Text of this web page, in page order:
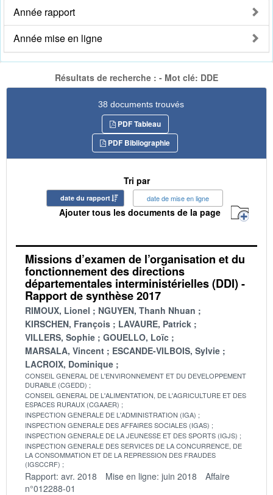
Année rapport
Année mise en ligne
Résultats de recherche : - Mot clé: DDE
38 documents trouvés
PDF Tableau
PDF Bibliographie
Tri par
date du rapport date de mise en ligne
Ajouter tous les documents de la page
Missions d’examen de l’organisation et du
fonctionnement des directions
départementales interministérielles (DDI) -
Rapport de synthèse 2017
RIMOUX, Lionel
NGUYEN, Thanh Nhuan
KIRSCHEN, François
LAVAURE, Patrick
VILLERS, Sophie
GOUELLO, Loïc
MARSALA, Vincent
ESCANDE-VILBOIS, Sylvie
LACROIX, Dominique
CONSEIL GENERAL DE L'ENVIRONNEMENT ET DU DEVELOPPEMENT
DURABLE (CGEDD)
CONSEIL GENERAL DE L'ALIMENTATION, DE L'AGRICULTURE ET DES
ESPACES RURAUX (CGAAER)
INSPECTION GENERALE DE L'ADMINISTRATION (IGA)
INSPECTION GENERALE DES AFFAIRES SOCIALES (IGAS)
INSPECTION GENERALE DE LA JEUNESSE ET DES SPORTS (IGJS)
INSPECTION GENERALE DES SERVICES DE LA CONCURRENCE, DE
LA CONSOMMATION ET DE LA REPRESSION DES FRAUDES
(IGSCCRF)
Rapport: avr. 2018 Mise en ligne: juin 2018
Affaire
n°012288-01